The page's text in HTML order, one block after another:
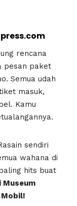
rencana
pesan paket
Semua udah
masuk,
Kamu
sendiri
wahana di
hits buat
Museum
Mobil!